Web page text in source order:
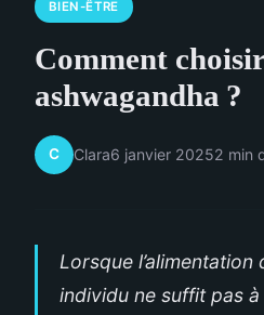
BIEN-ÊTRE
Comment
ashwagandha ?
C Clara6 janvier 20252 min
Lorsque l’alimentation
individu ne suffit pas